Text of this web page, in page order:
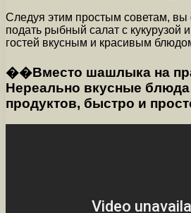
Следуя этим простым советам, вы
подать рыбный салат с кукурузой
гостей вкусным и красивым
��Вместо шашлыка на
Нереально вкусные блюда
продуктов, быстро и